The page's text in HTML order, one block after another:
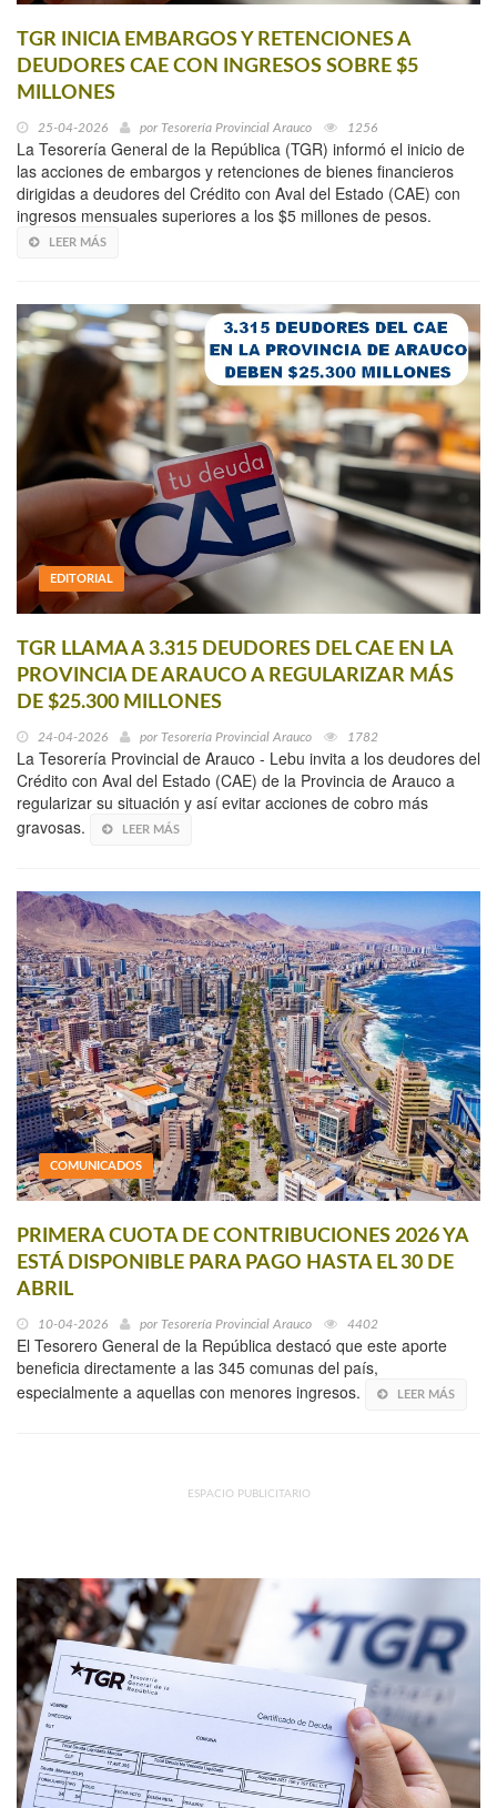
TGR INICIA EMBARGOS Y RETENCIONES A
DEUDORES CAE CON INGRESOS SOBRE $5
MILLONES
25-04-2026 por Tesorería Provincial Arauco 1256
La Tesorería General de la República (TGR) informó el inicio de
las acciones de embargos y retenciones de bienes financieros
dirigidas a deudores del Crédito con Aval del Estado (CAE) con
ingresos mensuales superiores a los $5 millones de pesos.
LEER MÁS
EDITORIAL
TGR LLAMA A 3.315 DEUDORES DEL CAE EN LA
PROVINCIA DE ARAUCO A REGULARIZAR MÁS
DE $25.300 MILLONES
24-04-2026 por Tesorería Provincial Arauco 1782
La Tesorería Provincial de Arauco - Lebu invita a los deudores del
Crédito con Aval del Estado (CAE) de la Provincia de Arauco a
regularizar su situación y así evitar acciones de cobro más
gravosas.
LEER MÁS
COMUNICADOS
PRIMERA CUOTA DE CONTRIBUCIONES 2026 YA
ESTÁ DISPONIBLE PARA PAGO HASTA EL 30 DE
ABRIL
10-04-2026 por Tesorería Provincial Arauco 4402
El Tesorero General de la República destacó que este aporte
beneficia directamente a las 345 comunas del país,
especialmente a aquellas con menores ingresos.
LEER MÁS
ESPACIO PUBLICITARIO